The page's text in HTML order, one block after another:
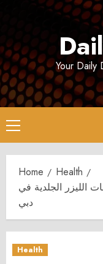
Your Daily
Primary
Menu
Home
Health
الليزر الجلدية في
دبي
Health